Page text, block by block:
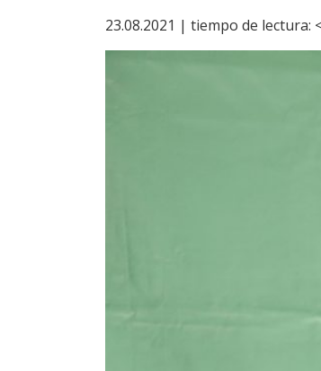
23.08.2021 | tiempo de lectura: